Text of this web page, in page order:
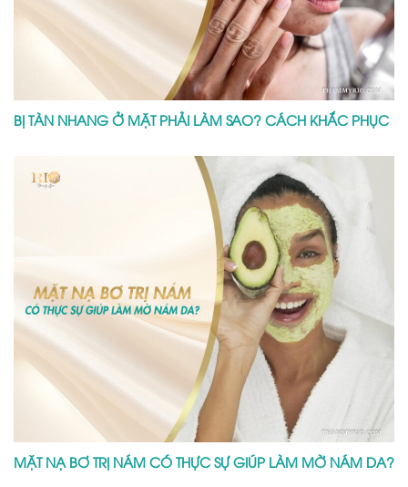
BỊ TÀN NHANG Ở MẶT PHẢI LÀM SAO? CÁCH KHẮC PHỤC
MẶT NẠ BƠ TRỊ NÁM CÓ THỰC SỰ GIÚP LÀM MỜ NÁM DA?